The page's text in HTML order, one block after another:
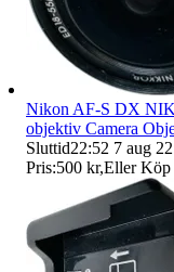
Nikon AF-S DX
objektiv Camera
Sluttid22:52 7 aug
Pris:500 kr,Eller Köp